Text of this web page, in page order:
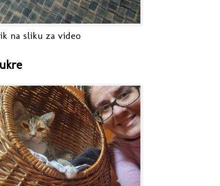
na sliku za video